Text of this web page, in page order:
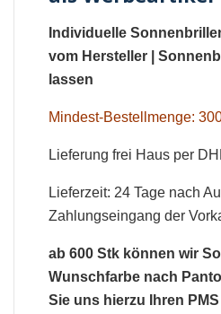
Individuelle
vom Hersteller |
lassen
Mindest-Bestellmenge:
Lieferung frei Haus per
Lieferzeit: 24 Tage nach
Zahlungseingang der
ab 600 Stk können wir
Wunschfarbe nach
Sie uns hierzu Ihren